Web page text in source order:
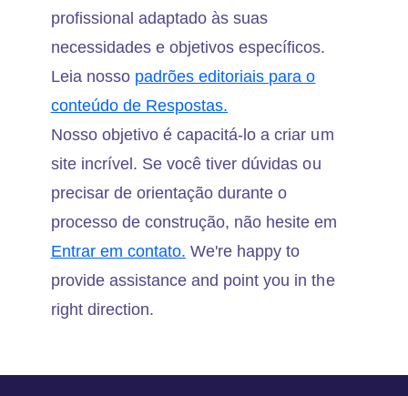
profissional adaptado às suas
necessidades e objetivos específicos.
Leia nosso padrões editoriais para o
conteúdo de Respostas.
Nosso objetivo é capacitá-lo a criar um
site incrível. Se você tiver dúvidas ou
precisar de orientação durante o
processo de construção, não hesite em
Entrar em contato. We're happy to
provide assistance and point you in the
right direction.